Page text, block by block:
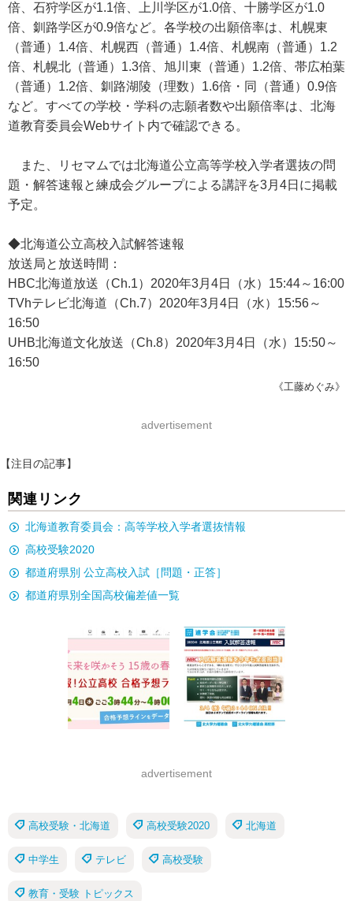
倍、石狩学区が1.1倍、上川学区が1.0倍、十勝学区が1.0
倍、釧路学区が0.9倍など。各学校の出願倍率は、札幌東
（普通）1.4倍、札幌西（普通）1.4倍、札幌南（普通）1.2
倍、札幌北（普通）1.3倍、旭川東（普通）1.2倍、帯広柏葉
（普通）1.2倍、釧路湖陵（理数）1.6倍・同（普通）0.9倍
など。すべての学校・学科の志願者数や出願倍率は、北海
道教育委員会Webサイト内で確認できる。
また、リセマムでは北海道公立高等学校入学者選抜の問
題・解答速報と練成会グループによる講評を3月4日に掲載
予定。
◆北海道公立高校入試解答速報
放送局と放送時間：
HBC北海道放送（Ch.1）2020年3月4日（水）15:44～16:00
TVhテレビ北海道（Ch.7）2020年3月4日（水）15:56～
16:50
UHB北海道文化放送（Ch.8）2020年3月4日（水）15:50～
16:50
《工藤めぐみ》
advertisement
【注目の記事】
関連リンク
北海道教育委員会：高等学校入学者選抜情報
高校受験2020
都道府県別 公立高校入試［問題・正答］
都道府県別全国高校偏差値一覧
advertisement
高校受験・北海道 高校受験2020 北海道
中学生 テレビ 高校受験
教育・受験 トピックス